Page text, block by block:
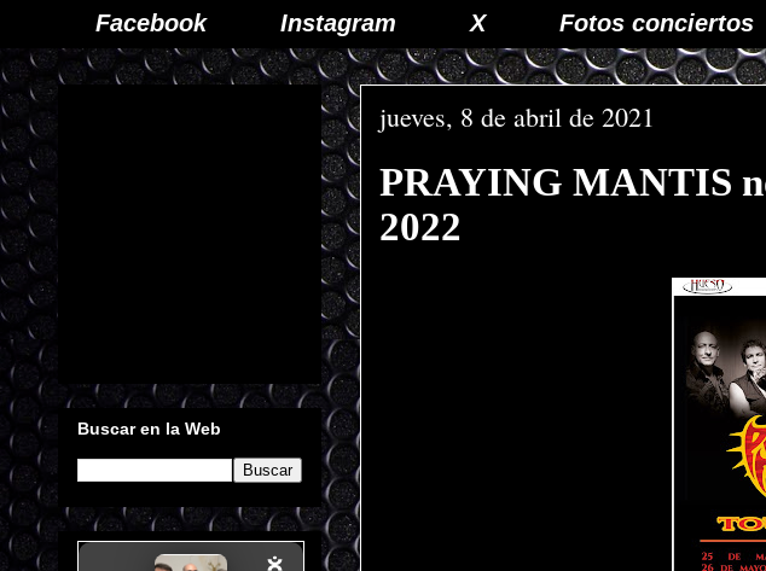
Facebook
Instagram X Fotos conciertos
jueves, 8 de abril de 2021
PRAYING MANTIS
2022
Buscar en la Web